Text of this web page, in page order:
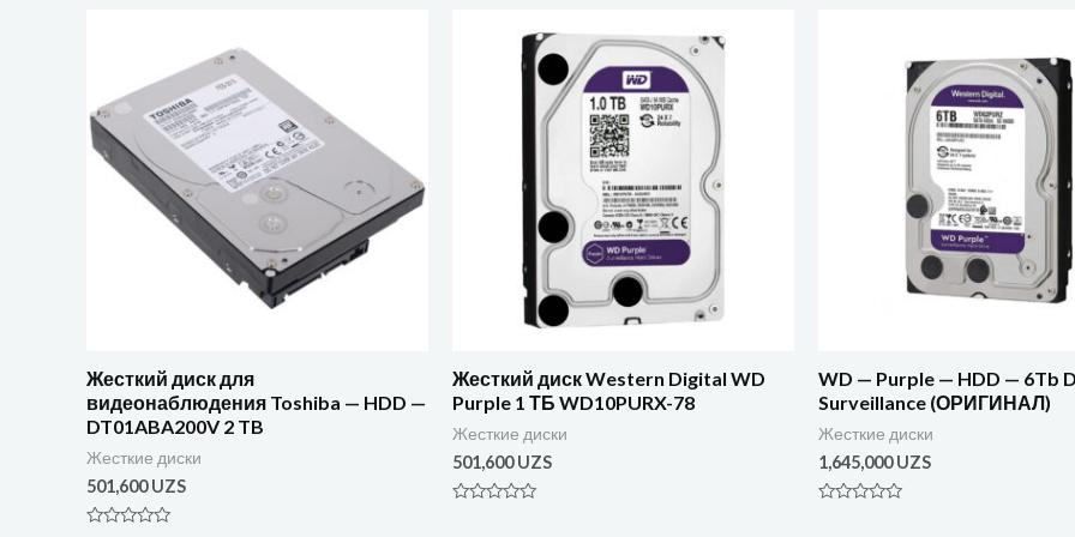
Жесткий диск для
видеонаблюдения Toshiba — HDD —
DT01ABA200V 2 TB
Жесткие диски
501,600UZS
Жесткий диск Western Digital WD
Purple 1 ТБ WD10PURX-78
Жесткие диски
501,600UZS
WD — Purple — HDD — 6Tb
Surveillance (ОРИГИНАЛ)
Жесткие диски
1,645,000UZS